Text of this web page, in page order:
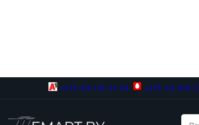
+375-29-118-21-34 +375-33-918-